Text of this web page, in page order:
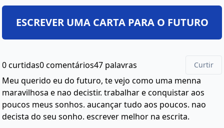
0 curtidas0 comentários47 palavras Curtir
Meu querido eu do futuro, te vejo como uma menna
maravilhosa e nao decistir. trabalhar e conquistar aos
poucos meus sonhos. aucançar tudo aos poucos. nao
decista do seu sonho. escrever melhor na escrita.
ESCREVER UMA CARTA PARA O FUTURO